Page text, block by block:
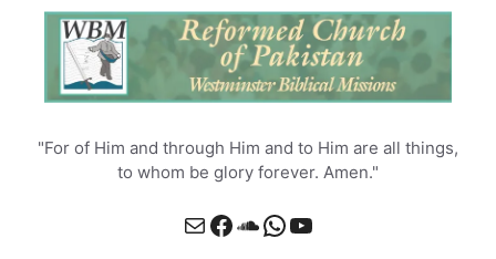
"For of Him and through Him and to Him are all things,
to whom be glory forever. Amen."
MailFacebook
SoundCloud
WhatsApp
YouTube